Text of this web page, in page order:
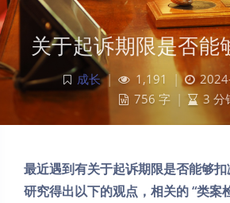
关于起诉期限是否能
成长 | 1,191 |
756 字 | 3 分
最近遇到有关于起诉期限是否能够
研究得出以下的观点，相关的 “类案